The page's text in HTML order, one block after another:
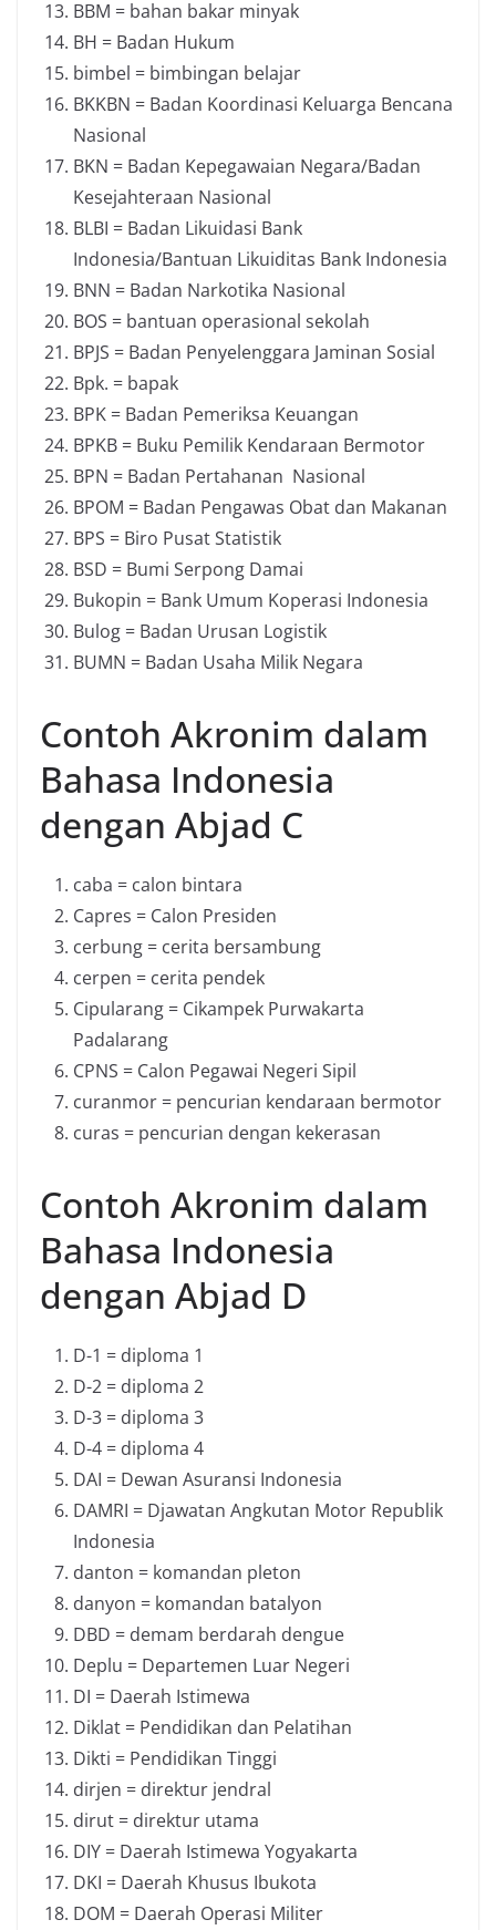
BBM = bahan bakar minyak
BH = Badan Hukum
bimbel = bimbingan belajar
BKKBN = Badan Koordinasi Keluarga Bencana
Nasional
BKN = Badan Kepegawaian Negara/Badan
Kesejahteraan Nasional
BLBI = Badan Likuidasi Bank
Indonesia/Bantuan Likuiditas Bank Indonesia
BNN = Badan Narkotika Nasional
BOS = bantuan operasional sekolah
BPJS = Badan Penyelenggara Jaminan Sosial
Bpk. = bapak
BPK = Badan Pemeriksa Keuangan
BPKB = Buku Pemilik Kendaraan Bermotor
BPN = Badan Pertahanan Nasional
BPOM = Badan Pengawas Obat dan Makanan
BPS = Biro Pusat Statistik
BSD = Bumi Serpong Damai
Bukopin = Bank Umum Koperasi Indonesia
Bulog = Badan Urusan Logistik
BUMN = Badan Usaha Milik Negara
Contoh Akronim dalam
Bahasa Indonesia
dengan Abjad C
caba = calon bintara
Capres = Calon Presiden
cerbung = cerita bersambung
cerpen = cerita pendek
Cipularang = Cikampek Purwakarta
Padalarang
CPNS = Calon Pegawai Negeri Sipil
curanmor = pencurian kendaraan bermotor
curas = pencurian dengan kekerasan
Contoh Akronim dalam
Bahasa Indonesia
dengan Abjad D
D-1 = diploma 1
D-2 = diploma 2
D-3 = diploma 3
D-4 = diploma 4
DAI = Dewan Asuransi Indonesia
DAMRI = Djawatan Angkutan Motor Republik
Indonesia
danton = komandan pleton
danyon = komandan batalyon
DBD = demam berdarah dengue
Deplu = Departemen Luar Negeri
DI = Daerah Istimewa
Diklat = Pendidikan dan Pelatihan
Dikti = Pendidikan Tinggi
dirjen = direktur jendral
dirut = direktur utama
DIY = Daerah Istimewa Yogyakarta
DKI = Daerah Khusus Ibukota
DOM = Daerah Operasi Militer